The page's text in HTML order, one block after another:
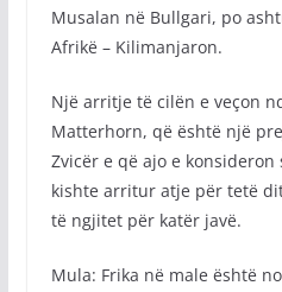
Musalan në Bullgari, po
Afrikë – Kilimanjaron.
Një arritje të cilën e veçon
Matterhorn, që është një
Zvicër e që ajo e
kishte arritur atje për tetë
të ngjitet për katër javë.
Mula: Frika në male është